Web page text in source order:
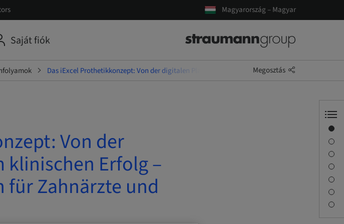
Magyarország – Magyar
Saját fiók
Das iExcel Prothetikkonzept: Von der digitalen Planung zum klinischen Erfolg – Theorie und
Megosztás
Von der
Erfolg –
für Zahnärzte und